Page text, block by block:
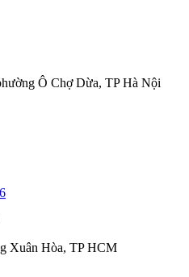
Ô Chợ Dừa, TP Hà Nội
Xuân Hòa, TP HCM